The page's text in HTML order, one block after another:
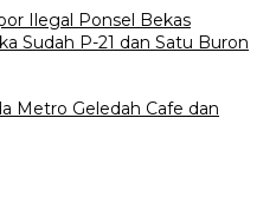
Ilegal Ponsel Bekas
Sudah P-21 dan Satu Buron
Metro Geledah Cafe dan